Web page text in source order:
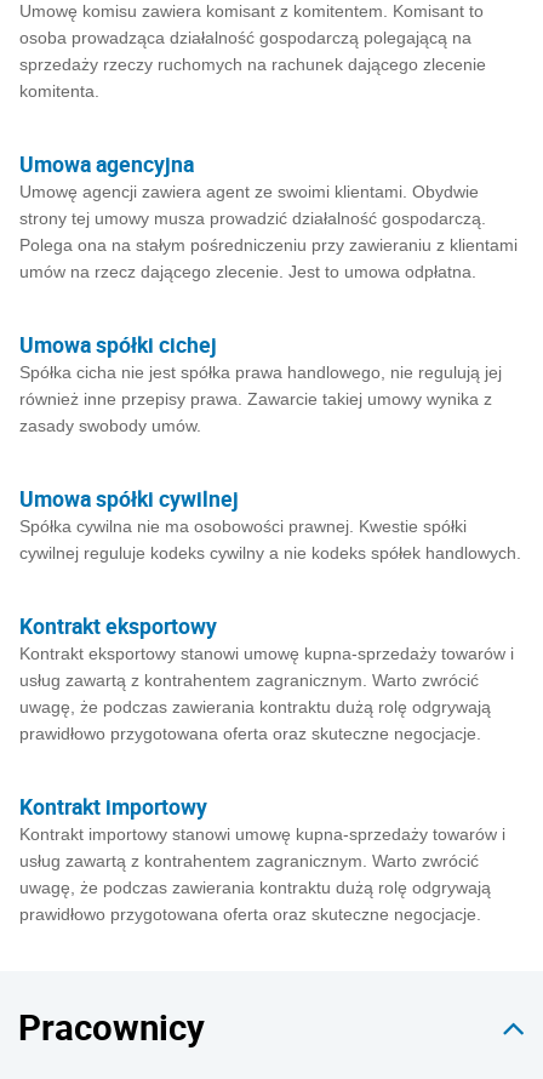
Umowę komisu zawiera komisant z komitentem. Komisant to
osoba prowadząca działalność gospodarczą polegającą na
sprzedaży rzeczy ruchomych na rachunek dającego zlecenie
komitenta.
Umowa agencyjna
Umowę agencji zawiera agent ze swoimi klientami. Obydwie
strony tej umowy musza prowadzić działalność gospodarczą.
Polega ona na stałym pośredniczeniu przy zawieraniu z klientami
umów na rzecz dającego zlecenie. Jest to umowa odpłatna.
Umowa spółki cichej
Spółka cicha nie jest spółka prawa handlowego, nie regulują jej
również inne przepisy prawa. Zawarcie takiej umowy wynika z
zasady swobody umów.
Umowa spółki cywilnej
Spółka cywilna nie ma osobowości prawnej. Kwestie spółki
cywilnej reguluje kodeks cywilny a nie kodeks spółek handlowych.
Kontrakt eksportowy
Kontrakt eksportowy stanowi umowę kupna-sprzedaży towarów i
usług zawartą z kontrahentem zagranicznym. Warto zwrócić
uwagę, że podczas zawierania kontraktu dużą rolę odgrywają
prawidłowo przygotowana oferta oraz skuteczne negocjacje.
Kontrakt importowy
Kontrakt importowy stanowi umowę kupna-sprzedaży towarów i
usług zawartą z kontrahentem zagranicznym. Warto zwrócić
uwagę, że podczas zawierania kontraktu dużą rolę odgrywają
prawidłowo przygotowana oferta oraz skuteczne negocjacje.
Pracownicy